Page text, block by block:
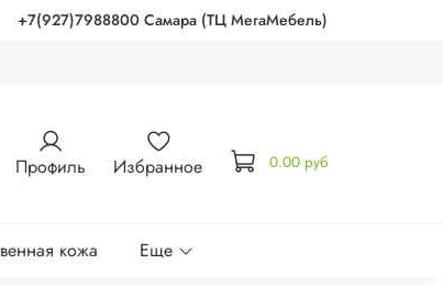
+7(927)7988800 Самара (ТЦ МегаМебель)
Профиль Избранное 0.00 руб
кожа
Еще